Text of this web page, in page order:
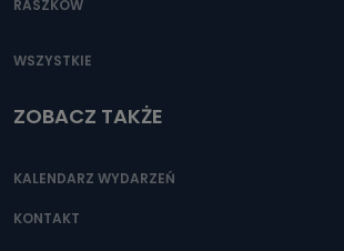
RASZKÓW
WSZYSTKIE
ZOBACZ TAKŻE
KALENDARZ WYDARZEŃ
KONTAKT